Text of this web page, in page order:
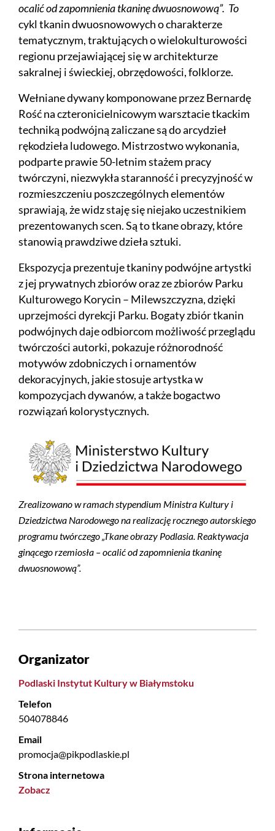
ocalić od zapomnienia tkaninę dwuosnowową”. To
cykl tkanin dwuosnowowych o charakterze
tematycznym, traktujących o wielokulturowości
regionu przejawiającej się w architekturze
sakralnej i świeckiej, obrzędowości, folklorze.
Wełniane dywany komponowane przez Bernardę
Rość na czteronicielnicowym warsztacie tkackim
techniką podwójną zaliczane są do arcydzieł
rękodzieła ludowego. Mistrzostwo wykonania,
podparte prawie 50-letnim stażem pracy
twórczyni, niezwykła staranność i precyzyjność w
rozmieszczeniu poszczególnych elementów
sprawiają, że widz staję się niejako uczestnikiem
prezentowanych scen. Są to tkane obrazy, które
stanowią prawdziwe dzieła sztuki.
Ekspozycja prezentuje tkaniny podwójne artystki
z jej prywatnych zbiorów oraz ze zbiorów Parku
Kulturowego Korycin – Milewszczyzna, dzięki
uprzejmości dyrekcji Parku. Bogaty zbiór tkanin
podwójnych daje odbiorcom możliwość przeglądu
twórczości autorki, pokazuje różnorodność
motywów zdobniczych i ornamentów
dekoracyjnych, jakie stosuje artystka w
kompozycjach dywanów, a także bogactwo
rozwiązań kolorystycznych.
Zrealizowano w ramach stypendium Ministra Kultury i
Dziedzictwa Narodowego na realizację rocznego autorskiego
programu twórczego „Tkane obrazy Podlasia. Reaktywacja
ginącego rzemiosła – ocalić od zapomnienia tkaninę
dwuosnowową”.
Organizator
Podlaski Instytut Kultury w Białymstoku
Telefon
504078846
Email
promocja@pikpodlaskie.pl
Strona internetowa
Zobacz